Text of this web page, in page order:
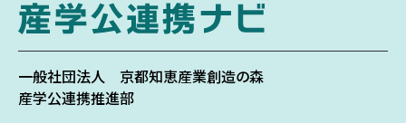
一般社団法人 京都知恵産業創造の森
産学公連携推進部